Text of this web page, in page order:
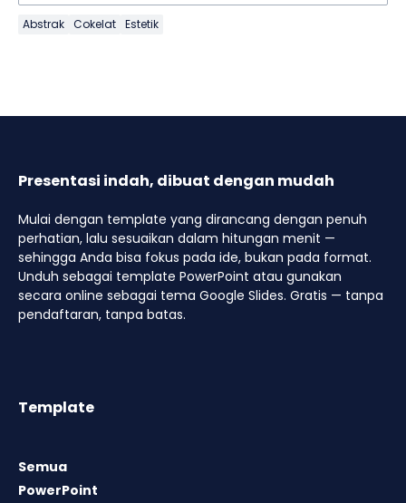
Abstrak Cokelat Estetik
Presentasi indah, dibuat dengan mudah
Mulai dengan template yang dirancang dengan penuh
perhatian, lalu sesuaikan dalam hitungan menit —
sehingga Anda bisa fokus pada ide, bukan pada format.
Unduh sebagai template PowerPoint atau gunakan
secara online sebagai tema Google Slides. Gratis — tanpa
pendaftaran, tanpa batas.
Template
Semua
PowerPoint